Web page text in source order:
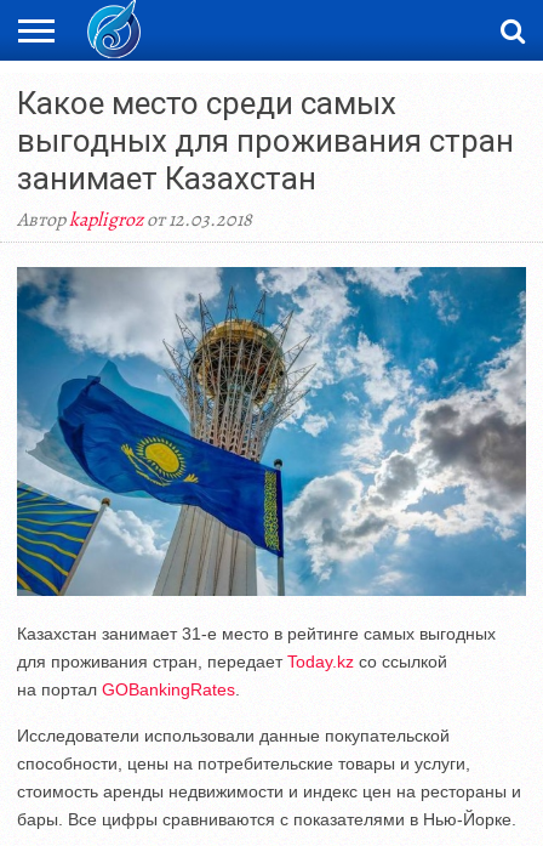
НОВОСТИ
ВИДЕО
ФОТОРЕПОРТАЖИ
ОРКЕН
Какое место среди самых
выгодных для проживания стран
занимает Казахстан
Авторkapligrozот 12.03.2018
Казахстан занимает 31-е место в рейтинге самых выгодных
для проживания стран, передаетToday.kz со ссылкой
на портал GOBankingRates
Исследователи использовали данные покупательской
способности, цены на потребительские товары и услуги,
стоимость аренды недвижимости и индекс цен на рестораны и
бары. Все цифры сравниваются с показателями в Нью-Йорке.